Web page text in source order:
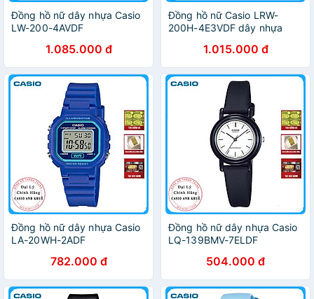
Đồng hồ nữ dây nhựa Casio
LW-200-4AVDF
1.085.000 đ
Đồng hồ nữ Casio LRW-
200H-4E3VDF dây nhựa
1.015.000 đ
Đồng hồ nữ dây nhựa Casio
LA-20WH-2ADF
782.000 đ
Đồng hồ nữ dây nhựa Casio
LQ-139BMV-7ELDF
504.000 đ